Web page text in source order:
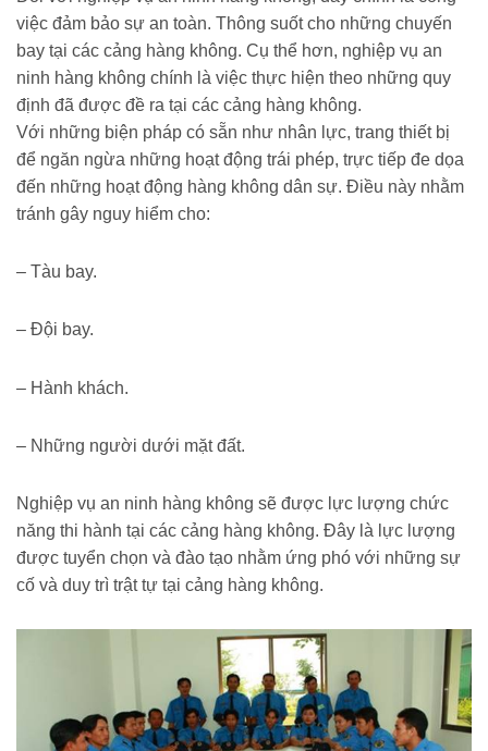
việc đảm bảo sự an toàn. Thông suốt cho những chuyến
bay tại các cảng hàng không. Cụ thể hơn, nghiệp vụ an
ninh hàng không chính là việc thực hiện theo những quy
định đã được đề ra tại các cảng hàng không.
Với những biện pháp có sẵn như nhân lực, trang thiết bị
để ngăn ngừa những hoạt động trái phép, trực tiếp đe dọa
đến những hoạt động hàng không dân sự. Điều này nhằm
tránh gây nguy hiểm cho:
– Tàu bay.
– Đội bay.
– Hành khách.
– Những người dưới mặt đất.
Nghiệp vụ an ninh hàng không sẽ được lực lượng chức
năng thi hành tại các cảng hàng không. Đây là lực lượng
được tuyển chọn và đào tạo nhằm ứng phó với những sự
cố và duy trì trật tự tại cảng hàng không.